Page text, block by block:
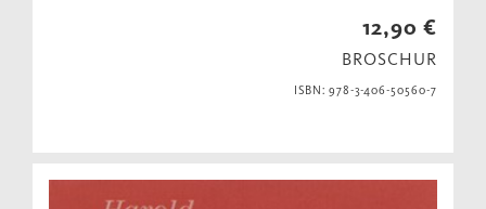
12,90 €
BROSCHUR
ISBN: 978-3-406-50560-7